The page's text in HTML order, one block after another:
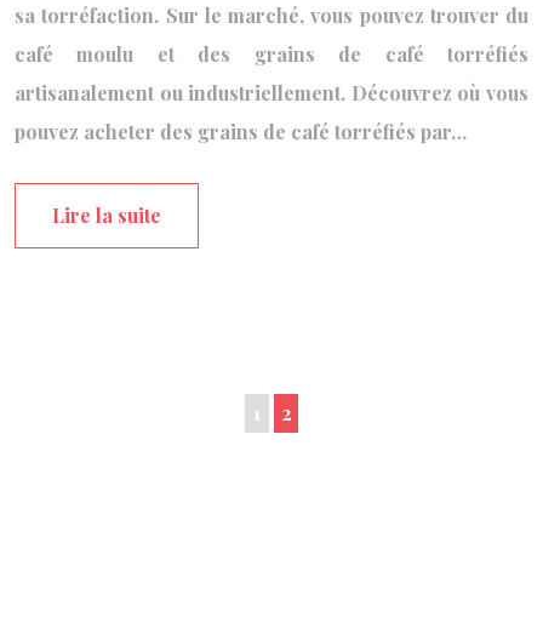
sa torréfaction. Sur le marché, vous pouvez trouver du
café moulu et des grains de café torréfiés
artisanalement ou industriellement. Découvrez où vous
pouvez acheter des grains de café torréfiés par…
Lire la suite
1 2